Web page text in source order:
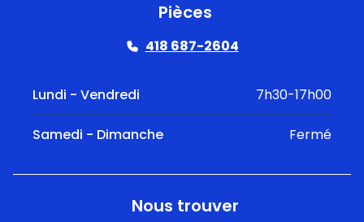
Pièces
418 687-2604
Lundi - Vendredi 7h30-17h00
Samedi - Dimanche Fermé
Nous trouver